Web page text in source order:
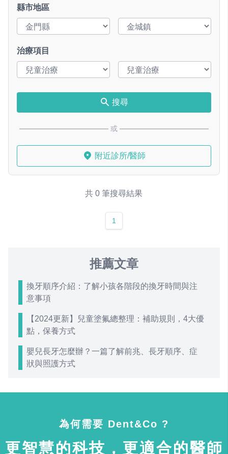
縣市地區
治療項目
搜尋
或
附近診所/醫師
共 0 筆搜尋結果
1
推薦文章
換牙順序介紹：了解小孩各階段的換牙時間與注
意事項
【2024更新】兒童塗氟總整理：補助規則，4大優
點，保養方式
嬰兒長牙怎麼辦？一篇了解前兆、長牙順序、症
狀與照護方式
為何需要 Dent&Co ?
更智慧的科技，更適合的醫師